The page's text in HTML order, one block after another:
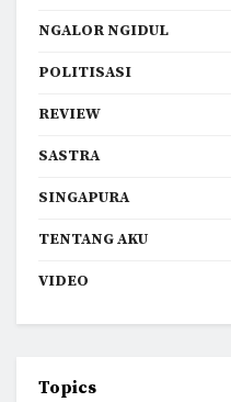
NGALOR NGIDUL
POLITISASI
REVIEW
SASTRA
SINGAPURA
TENTANG AKU
VIDEO
Topics